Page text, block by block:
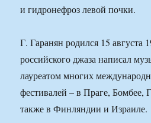
и гидронефроз левой почки.
Г. Гаранян родился 15 августа
российского джаза написал
лауреатом многих
фестивалей – в Праге, Бомбее,
также в Финляндии и Израиле.